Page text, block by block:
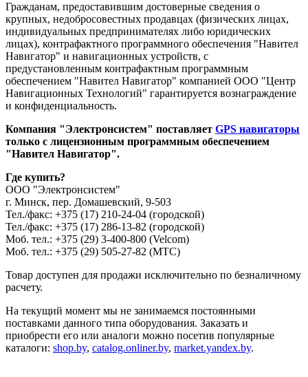
Гражданам, предоставившим достоверные сведения о
крупных, недобросовестных продавцах (физических лицах,
индивидуальных предпринимателях либо юридических
лицах), контрафактного программного обеспечения "Навител
Навигатор" и навигационных устройств, с
предустановленным контрафактным программным
обеспечением "Навител Навигатор" компанией ООО "Центр
Навигационных Технологий" гарантируется вознаграждение
и конфиденциальность.
Компания "Электронсистем" поставляет GPS навигаторы
только с лицензионным программным обеспечением
"Навител Навигатор".
Где купить?
ООО "Электронсистем"
г. Минск, пер. Домашевский, 9-503
Тел./факс: +375 (17) 210-24-04 (городской)
Тел./факс: +375 (17) 286-13-82 (городской)
Моб. тел.: +375 (29) 3-400-800 (Velcom)
Моб. тел.: +375 (29) 505-27-82 (МТС)
Товар доступен для продажи исключительно по безналичному
расчету.
На текущий момент мы не занимаемся постоянными
поставками данного типа оборудования. Заказать и
приобрести его или аналоги можно посетив популярные
каталоги: shop.by, catalog.onliner.by, market.yandex.by.